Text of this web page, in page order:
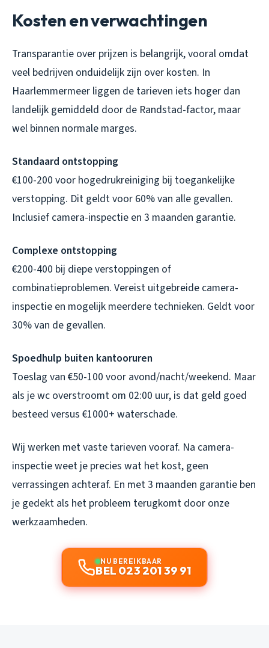
Kosten en verwachtingen
Transparantie over prijzen is belangrijk, vooral omdat
veel bedrijven onduidelijk zijn over kosten. In
Haarlemmermeer liggen de tarieven iets hoger dan
landelijk gemiddeld door de Randstad-factor, maar
wel binnen normale marges.
Standaard ontstopping
€100-200 voor hogedrukreiniging bij toegankelijke
verstopping. Dit geldt voor 60% van alle gevallen.
Inclusief camera-inspectie en 3 maanden garantie.
Complexe ontstopping
€200-400 bij diepe verstoppingen of
combinatieproblemen. Vereist uitgebreide camera-
inspectie en mogelijk meerdere technieken. Geldt voor
30% van de gevallen.
Spoedhulp buiten kantooruren
Toeslag van €50-100 voor avond/nacht/weekend. Maar
als je wc overstroomt om 02:00 uur, is dat geld goed
besteed versus €1000+ waterschade.
Wij werken met vaste tarieven vooraf. Na camera-
inspectie weet je precies wat het kost, geen
verrassingen achteraf. En met 3 maanden garantie ben
je gedekt als het probleem terugkomt door onze
werkzaamheden.
NU BEREIKBAAR
BEL 023 201 39 91